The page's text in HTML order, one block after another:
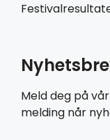
Meld deg på
melding når